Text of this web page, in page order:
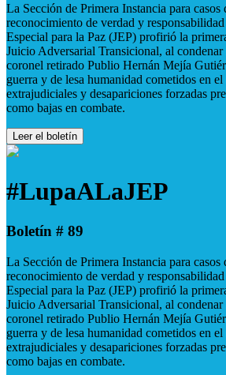
La Sección de Primera Instancia para casos
reconocimiento de verdad y
Especial para la Paz (JEP) profirió la
Juicio Adversarial Transicional, al condenar
coronel retirado Publio Hernán Mejía
guerra y de lesa humanidad cometidos en
extrajudiciales y desapariciones forzadas
como bajas en combate.
Leer el boletín
#LupaALaJEP
Boletín # 89
La Sección de Primera Instancia para casos
reconocimiento de verdad y
Especial para la Paz (JEP) profirió la
Juicio Adversarial Transicional, al condenar
coronel retirado Publio Hernán Mejía
guerra y de lesa humanidad cometidos en
extrajudiciales y desapariciones forzadas
como bajas en combate.